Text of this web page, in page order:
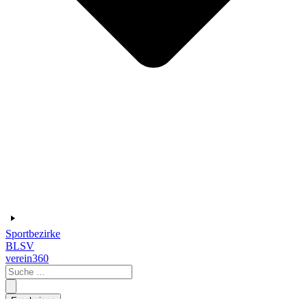
Sportbezirke
BLSV
verein360
Search
...